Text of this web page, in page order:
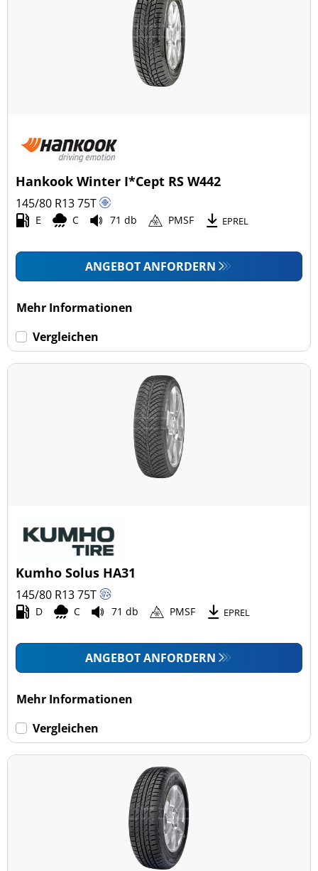
Hankook Winter I*Cept RS W442
145/80 R1375T
E C 71 db PMSF EPREL
ANGEBOT ANFORDERN
Mehr Informationen
Vergleichen
Kumho Solus HA31
145/80 R1375T
D C 71 db PMSF EPREL
ANGEBOT ANFORDERN
Mehr Informationen
Vergleichen